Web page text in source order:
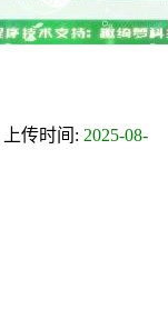
上传时间: 2025-08-